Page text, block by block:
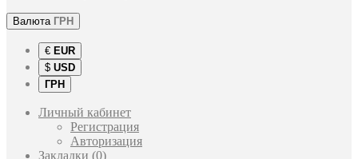
Валюта ГРН
€ EUR
$ USD
ГРН
Личный кабинет
Регистрация
Авторизация
Закладки (0)